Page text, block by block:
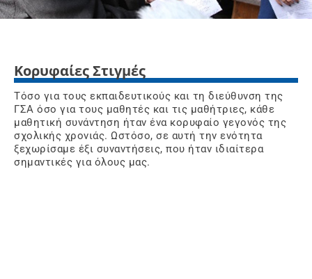
Κορυφαίες Στιγμές
Τόσο για τους εκπαιδευτικούς και τη διεύθυνση της
ΓΣΑ όσο για τους μαθητές και τις μαθήτριες, κάθε
μαθητική συνάντηση ήταν ένα κορυφαίο γεγονός της
σχολικής χρονιάς. Ωστόσο, σε αυτή την ενότητα
ξεχωρίσαμε έξι συναντήσεις, που ήταν ιδιαίτερα
σημαντικές για όλους μας.